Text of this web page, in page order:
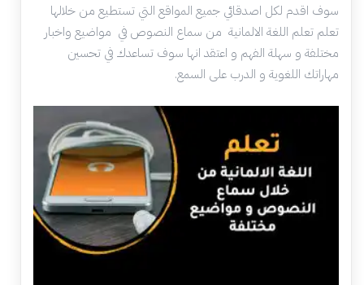
سوف اقدم لكل اصدقائي جميع المواقع التي تستطيع من خلالها
تعلم تعلم اللغة الالمانية من سماع النصوص في مواضيع واخبار
مختلفة و سهلة الفهم و اعتقد انها سوف تساعدك في تحسين
مهاراتك اللغوية و الدرب على السمع.